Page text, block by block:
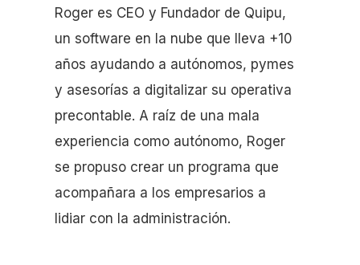
Roger es CEO y Fundador de Quipu,
un software en la nube que lleva +10
años ayudando a autónomos, pymes
y asesorías a digitalizar su operativa
precontable. A raíz de una mala
experiencia como autónomo, Roger
se propuso crear un programa que
acompañara a los empresarios a
lidiar con la administración.